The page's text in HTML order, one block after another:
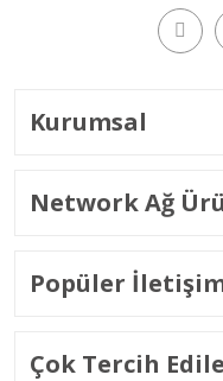
Kurumsal
Network Ağ
Popüler
Çok Tercih